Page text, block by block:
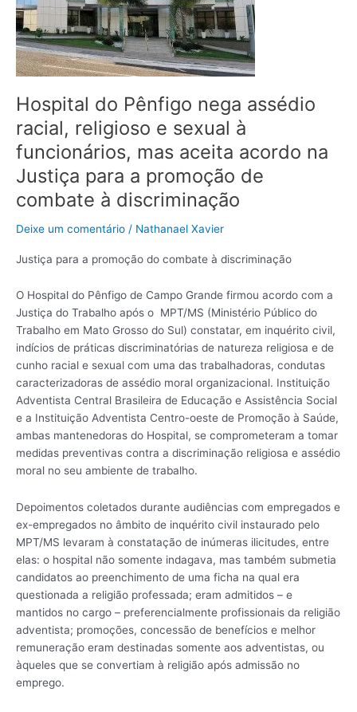
Hospital do Pênfigo nega assédio
racial, religioso e sexual à
funcionários, mas aceita acordo na
Justiça para a promoção de
combate à discriminação
Deixe um comentário / Nathanael Xavier
Justiça para a promoção do combate à discriminação
O Hospital do Pênfigo de Campo Grande firmou acordo com a
Justiça do Trabalho após o MPT/MS (Ministério Público do
Trabalho em Mato Grosso do Sul) constatar, em inquérito civil,
indícios de práticas discriminatórias de natureza religiosa e de
cunho racial e sexual com uma das trabalhadoras, condutas
caracterizadoras de assédio moral organizacional. Instituição
Adventista Central Brasileira de Educação e Assistência Social
e a Instituição Adventista Centro-oeste de Promoção à Saúde,
ambas mantenedoras do Hospital, se comprometeram a tomar
medidas preventivas contra a discriminação religiosa e assédio
moral no seu ambiente de trabalho.
Depoimentos coletados durante audiências com empregados e
ex-empregados no âmbito de inquérito civil instaurado pelo
MPT/MS levaram à constatação de inúmeras ilicitudes, entre
elas: o hospital não somente indagava, mas também submetia
candidatos ao preenchimento de uma ficha na qual era
questionada a religião professada; eram admitidos – e
mantidos no cargo – preferencialmente profissionais da religião
adventista; promoções, concessão de benefícios e melhor
remuneração eram destinadas somente aos adventistas, ou
àqueles que se convertiam à religião após admissão no
emprego.
religioso
e
sexual
à
mas
aceita
acordo
na
Justiça
a
promoção
combate
discriminação